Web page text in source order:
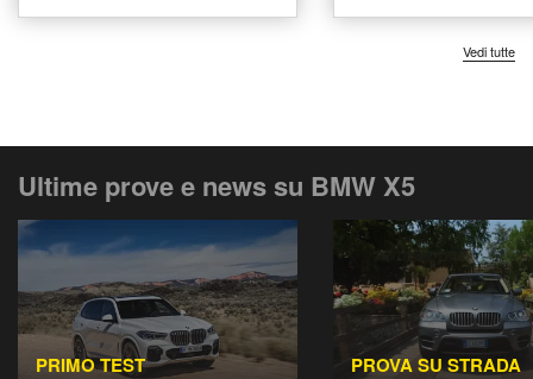
Vedi tutte
Ultime prove e news su BMW X5
PRIMO TEST PROVA SU STRADA